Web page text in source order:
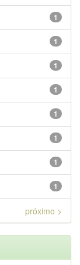
1
1
1
1
1
1
1
1
próximo >